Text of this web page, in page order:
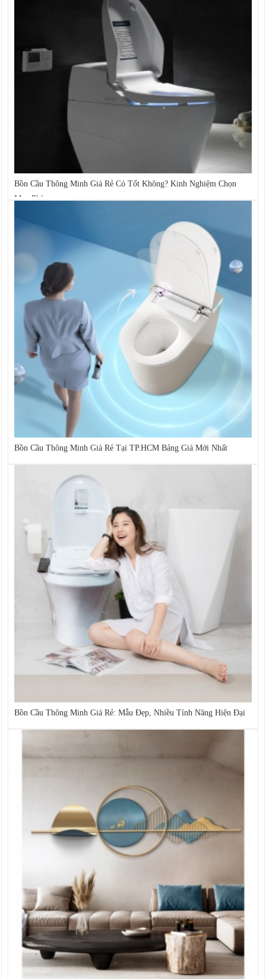
Bồn Cầu Thông Minh Giá Rẻ Có Tốt Không? Kinh Nghiệm Chọn
Mua Phù...
Bồn Cầu Thông Minh Giá Rẻ Tại TP.HCM Bảng Giá Mới Nhất
Bồn Cầu Thông Minh Giá Rẻ: Mẫu Đẹp, Nhiều Tính Năng Hiện Đại